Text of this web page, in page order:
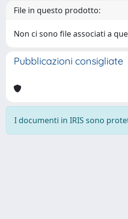
File in questo prodotto:
Non ci sono file associati a
Pubblicazioni consigliate
I documenti in IRIS sono